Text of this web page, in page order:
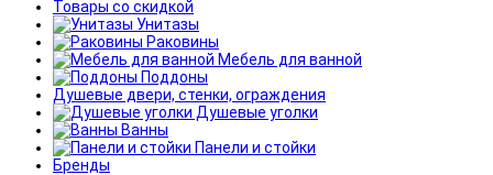
Товары со скидкой
Унитазы
Раковины
Мебель для ванной
Поддоны
Душевые двери, стенки, ограждения
Душевые уголки
Ванны
Панели и стойки
Бренды